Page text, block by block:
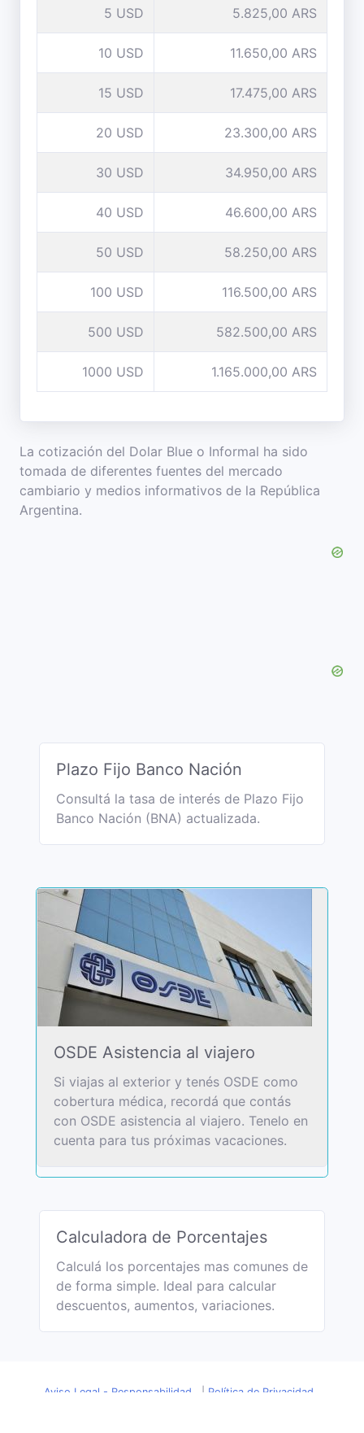
5 USD 5.825,00 ARS
10 USD 11.650,00 ARS
15 USD 17.475,00 ARS
20 USD 23.300,00 ARS
30 USD 34.950,00 ARS
40 USD 46.600,00 ARS
50 USD 58.250,00 ARS
100 USD 116.500,00 ARS
500 USD 582.500,00 ARS
1000 USD 1.165.000,00 ARS
La cotización del Dolar Blue o Informal ha sido
tomada de diferentes fuentes del mercado
cambiario y medios informativos de la República
Argentina.
Plazo Fijo Banco Nación
Consultá la tasa de interés de Plazo Fijo
Banco Nación (BNA) actualizada.
OSDE Asistencia al viajero
Si viajas al exterior y tenés OSDE como
cobertura médica, recordá que contás
con OSDE asistencia al viajero. Tenelo en
cuenta para tus próximas vacaciones.
Calculadora de Porcentajes
Calculá los porcentajes mas comunes de
de forma simple. Ideal para calcular
descuentos, aumentos, variaciones.
Aviso Legal - Responsabilidad | Política de Privacidad